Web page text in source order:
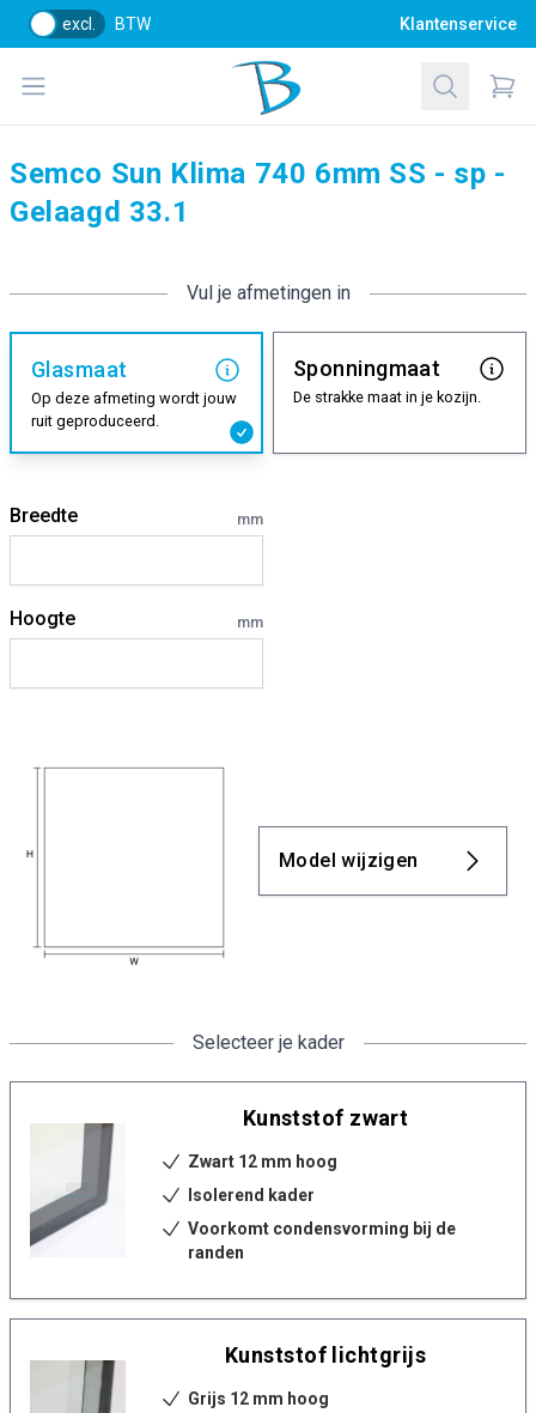
excl. BTW Klantenservice
Open menu
Bol Glascentrum B.V.
Zoeken
Semco Sun Klima 740 6mm SS - sp -
Gelaagd 33.1
Vul je afmetingen in
Glasmaat
Op deze afmeting wordt jouw
ruit geproduceerd.
Sponningmaat
De strakke maat in je kozijn.
Breedte mm
Hoogte mm
Model wijzigen
Selecteer je kader
Kunststof zwart
Zwart 12 mm hoog
Isolerend kader
Voorkomt condensvorming bij de
randen
Kunststof lichtgrijs
Grijs 12 mm hoog